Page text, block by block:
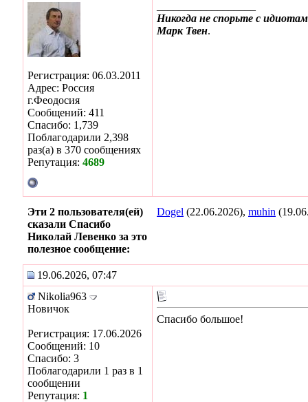
Регистрация: 06.03.2011
Адрес: Россия
г.Феодосия
Сообщений: 411
Спасибо: 1,739
Поблагодарили 2,398
раз(а) в 370 сообщениях
Репутация: 4689
Никогда не спорьте с
Марк Твен.
Эти 2 пользователя(ей)
сказали Спасибо
Николай Левенко за это
полезное сообщение:
Dogel (22.06.2026), muhin
19.06.2026, 07:47
Nikolia963
Новичок
Регистрация: 17.06.2026
Сообщений: 10
Спасибо: 3
Поблагодарили 1 раз в 1
сообщении
Репутация: 1
Спасибо большое!